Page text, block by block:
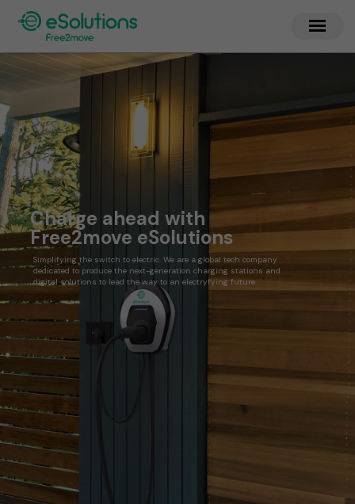
Charge ahead with
Free2move eSolutions
Simplifying the switch to electric. We are a global tech company
dedicated to produce the next-generation charging stations and
digital solutions to lead the way to an electryfying future.